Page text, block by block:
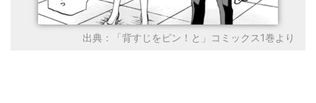
出典：「背すじをピン！と」コミックス1巻より